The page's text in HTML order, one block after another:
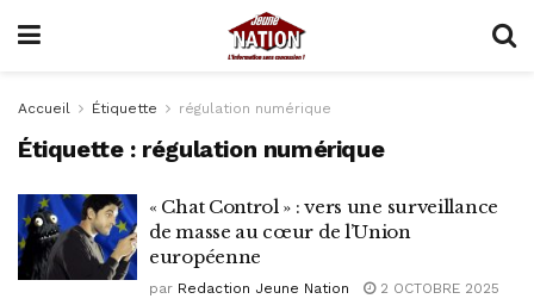
Accueil Étiquette régulation numérique
Étiquette : régulation numérique
« Chat Control » : vers une surveillance
de masse au cœur de l’Union
européenne
par Redaction Jeune Nation
2 OCTOBRE 2025